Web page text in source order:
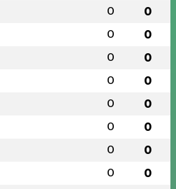
0 0
0 0
0 0
0 0
0 0
0 0
0 0
0 0